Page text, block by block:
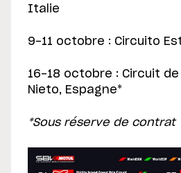
Italie
9-11 octobre : Circuito
16-18 octobre : Circuit de
Nieto, Espagne*
*Sous réserve de contrat